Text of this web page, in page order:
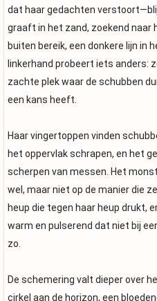
dat haar gedachten
graaft in het zand, zoekend naar
buiten bereik, een donkere lijn in
linkerhand probeert iets anders:
zachte plek waar de schubben
een kans heeft.
Haar vingertoppen vinden
het oppervlak schrapen, en het
scherpen van messen. Het
wel, maar niet op de manier die
heup die tegen haar heup drukt,
warm en pulserend dat niet bij
zo.
De schemering valt dieper over
cirkel aan de horizon, een